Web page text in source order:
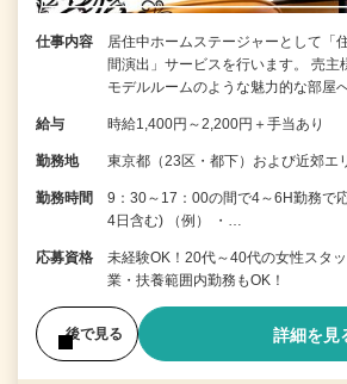
仕事内容
居住中ホームステージャーとして「
間演出」サービスを行います。 売主
モデルルームのような魅力的な部屋
給与 時給1,400円～2,200円＋手当あり
勤務地 東京都（23区・都下）および近郊
勤務時間
9：30～17：00の間で4～6H勤務で
4日含む) （例） ・…
応募資格
未経験OK！20代～40代の女性スタ
業・扶養範囲内勤務もOK！
後で見る 詳細を見